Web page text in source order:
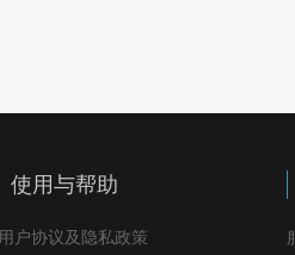
使用与帮助
用户协议及隐私政策